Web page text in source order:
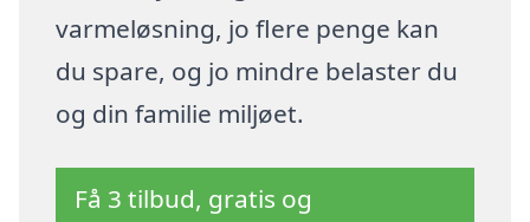
varmeløsning, jo flere penge kan
du spare, og jo mindre belaster du
og din familie miljøet.
Få 3 tilbud, gratis og